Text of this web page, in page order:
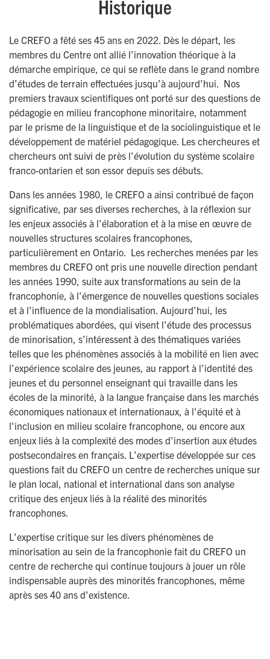
Historique
Le CREFO a fêté ses 45 ans en 2022. Dès le départ, les
membres du Centre ont allié l’innovation théorique à la
démarche empirique, ce qui se reflète dans le grand nombre
d’études de terrain effectuées jusqu’à aujourd’hui. Nos
premiers travaux scientifiques ont porté sur des questions de
pédagogie en milieu francophone minoritaire, notamment
par le prisme de la linguistique et de la sociolinguistique et le
développement de matériel pédagogique. Les chercheures et
chercheurs ont suivi de près l’évolution du système scolaire
franco-ontarien et son essor depuis ses débuts.
Dans les années 1980, le CREFO a ainsi contribué de façon
significative, par ses diverses recherches, à la réflexion sur
les enjeux associés à l’élaboration et à la mise en œuvre de
nouvelles structures scolaires francophones,
particulièrement en Ontario. Les recherches menées par les
membres du CREFO ont pris une nouvelle direction pendant
les années 1990, suite aux transformations au sein de la
francophonie, à l’émergence de nouvelles questions sociales
et à l’influence de la mondialisation. Aujourd’hui, les
problématiques abordées, qui visent l’étude des processus
de minorisation, s’intéressent à des thématiques variées
telles que les phénomènes associés à la mobilité en lien avec
l’expérience scolaire des jeunes, au rapport à l’identité des
jeunes et du personnel enseignant qui travaille dans les
écoles de la minorité, à la langue française dans les marchés
économiques nationaux et internationaux, à l'équité et à
l'inclusion en milieu scolaire francophone, ou encore aux
enjeux liés à la complexité des modes d’insertion aux études
postsecondaires en français. L’expertise développée sur ces
questions fait du CREFO un centre de recherches unique sur
le plan local, national et international dans son analyse
critique des enjeux liés à la réalité des minorités
francophones.
L’expertise critique sur les divers phénomènes de
minorisation au sein de la francophonie fait du CREFO un
centre de recherche qui continue toujours à jouer un rôle
indispensable auprès des minorités francophones, même
après ses 40 ans d’existence.